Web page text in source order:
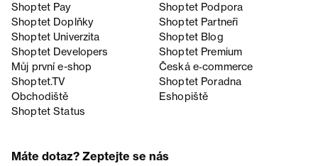
Shoptet Pay
Shoptet Podpora
Shoptet Doplňky
Shoptet Partneři
Shoptet Univerzita
Shoptet Blog
Shoptet Developers
Shoptet Premium
Můj první e-shop
Česká e‑commerce
Shoptet.TV
Shoptet Poradna
Obchodiště
Eshopiště
Shoptet Status
Máte dotaz? Zeptejte se nás